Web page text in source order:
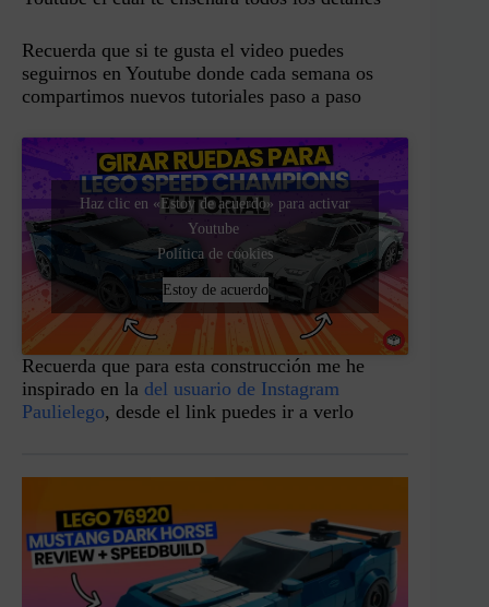
Recuerda que si te gusta el video puedes
seguirnos en Youtube donde cada semana os
compartimos nuevos tutoriales paso a paso
Haz clic en «Estoy de acuerdo» para activar
Youtube
Política de cookies
Estoy de acuerdo
Recuerda que para esta construcción me he
inspirado en la del usuario de Instagram
Paulielego, desde el link puedes ir a verlo